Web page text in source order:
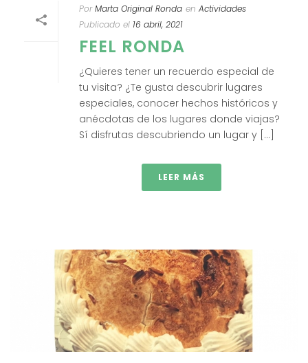
Por Marta Original Ronda en Actividades
Publicado el 16 abril, 2021
FEEL RONDA
¿Quieres tener un recuerdo especial de
tu visita? ¿Te gusta descubrir lugares
especiales, conocer hechos históricos y
anécdotas de los lugares donde viajas?
Sí disfrutas descubriendo un lugar y [...]
LEER MÁS